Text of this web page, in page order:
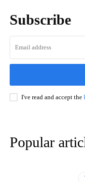
Subscribe
I've read and accept the
Popular